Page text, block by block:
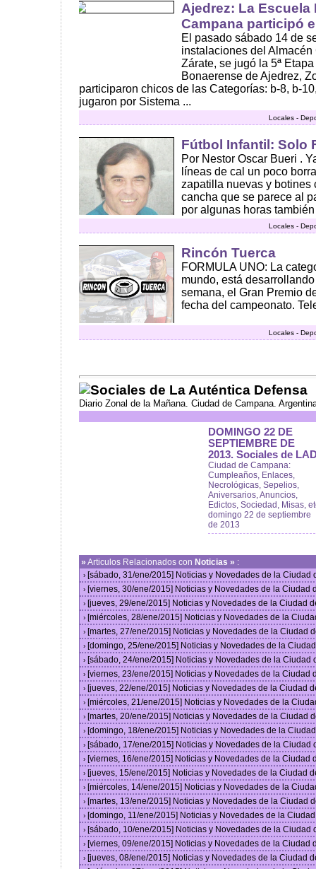
Ajedrez: La Escuela
Campana participó
El pasado sábado 14 de
instalaciones del
Zárate, se jugó la 5ª
Bonaerense de Ajedrez,
participaron chicos de las Categorías: b-8, b-
jugaron por Sistema ...
Locales -
Fútbol Infantil: Solo
Por Nestor Oscar Bueri .
líneas de cal un poco
zapatilla nuevas y botines
cancha que se parece al
por algunas horas
Locales -
Rincón Tuerca
FORMULA UNO: La
mundo, está
semana, el Gran Premio
fecha del campeonato.
Locales -
Sociales de La Auténtica Defensa
Diario Zonal de la Mañana. Ciudad de Campana.
DOMINGO 22 DE
SEPTIEMBRE DE
2013. Sociales de
Ciudad de Campana:
Cumpleaños, Enlaces,
Necrológicas, Sepelios,
Aniversarios, Anuncios,
Edictos, Sociedad, Misas,
domingo 22 de septiembre
de 2013
» Articulos Relacionados con Noticias » :
› [sábado, 31/ene/2015] Noticias y Novedades de la Ciudad
› [viernes, 30/ene/2015] Noticias y Novedades de la Ciudad
› [jueves, 29/ene/2015] Noticias y Novedades de la Ciudad
› [miércoles, 28/ene/2015] Noticias y Novedades de la
› [martes, 27/ene/2015] Noticias y Novedades de la Ciudad
› [domingo, 25/ene/2015] Noticias y Novedades de la
› [sábado, 24/ene/2015] Noticias y Novedades de la Ciudad
› [viernes, 23/ene/2015] Noticias y Novedades de la Ciudad
› [jueves, 22/ene/2015] Noticias y Novedades de la Ciudad
› [miércoles, 21/ene/2015] Noticias y Novedades de la
› [martes, 20/ene/2015] Noticias y Novedades de la Ciudad
› [domingo, 18/ene/2015] Noticias y Novedades de la
› [sábado, 17/ene/2015] Noticias y Novedades de la Ciudad
› [viernes, 16/ene/2015] Noticias y Novedades de la Ciudad
› [jueves, 15/ene/2015] Noticias y Novedades de la Ciudad
› [miércoles, 14/ene/2015] Noticias y Novedades de la
› [martes, 13/ene/2015] Noticias y Novedades de la Ciudad
› [domingo, 11/ene/2015] Noticias y Novedades de la
› [sábado, 10/ene/2015] Noticias y Novedades de la Ciudad
› [viernes, 09/ene/2015] Noticias y Novedades de la Ciudad
› [jueves, 08/ene/2015] Noticias y Novedades de la Ciudad